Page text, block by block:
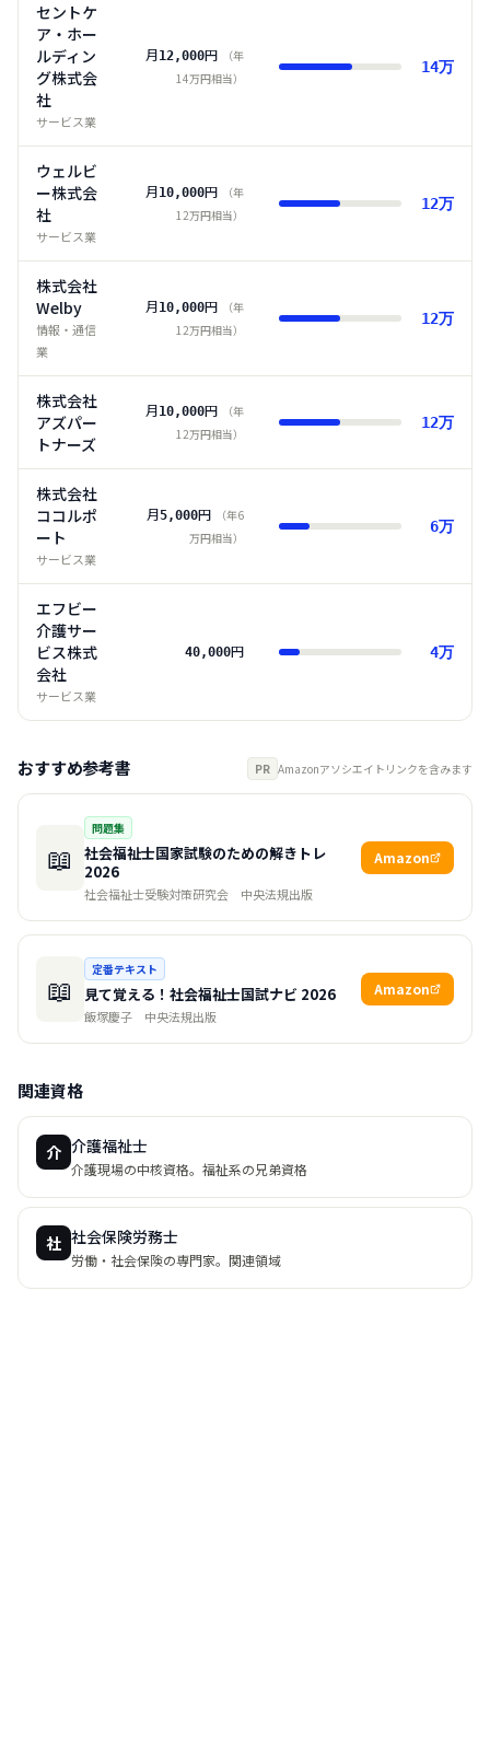
セントケ
ア・ホー
ルディン
グ株式会
社
サービス業
月12,000円
（年
14万円相当）
14万
ウェルビ
ー株式会
社
サービス業
月10,000円
（年
12万円相当）
12万
株式会社
Welby
情報・通信
業
月10,000円
（年
12万円相当）
12万
株式会社
アズパー
トナーズ
月10,000円
（年
12万円相当）
12万
株式会社
ココルポ
ート
サービス業
月5,000円 （年6
万円相当）
6万
エフビー
介護サー
ビス株式
会社
サービス業
40,000円 4万
おすすめ参考書 PR Amazonアソシエイトリンクを含みます
📖
問題集
社会福祉士国家試験のための解きトレ
2026
社会福祉士受験対策研究会 中央法規出版
Amazon
📖
定番テキスト
見て覚える！社会福祉士国試ナビ 2026
飯塚慶子 中央法規出版
Amazon
関連資格
介 介護福祉士
介護現場の中核資格。福祉系の兄弟資格
社 社会保険労務士
労働・社会保険の専門家。関連領域